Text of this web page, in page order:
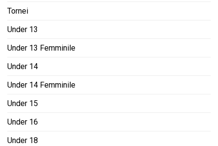
Tornei
Under 13
Under 13 Femminile
Under 14
Under 14 Femminile
Under 15
Under 16
Under 18